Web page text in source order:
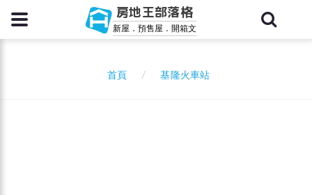
房地王部落格
新屋．預售屋．開箱文
首頁 基隆火車站